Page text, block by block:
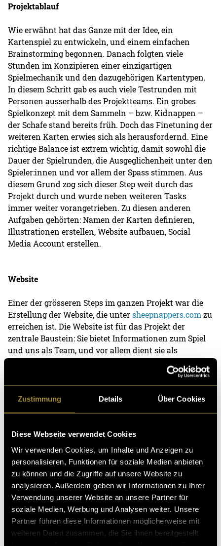
Zustimmung Details Über Cookies
Diese Webseite verwendet Cookies
Wir verwenden Cookies, um Inhalte und Anzeigen zu
personalisieren, Funktionen für soziale Medien anbieten
zu können und die Zugriffe auf unsere Website zu
analysieren. Außerdem geben wir Informationen zu Ihrer
Verwendung unserer Website an unsere Partner für
soziale Medien, Werbung und Analysen weiter. Unsere
Partner führen diese Informationen möglicherweise mit
weiteren Daten zusammen, die Sie ihnen bereitgestellt
Projektablauf
Wie erwähnt hat das Ganze mit der Idee, ein
Kartenspiel zu entwickeln, und einem einfachen
Brainstorming begonnen. Danach folgten viele
Stunden im Konzipieren einer einzigartigen
Spielmechanik und den dazugehörigen Kartentypen.
In diesem Schritt gab es auch viele Testrunden mit
Personen ausserhalb des Projektteams. Ein grobes
Spielkonzept mit dem Sammeln – bzw. Kidnappen –
der Schafe stand bereits früh. Doch das Finetuning der
weiteren Karten erwies sich als herausfordernd. Eine
richtige Balance ist extrem wichtig, damit sowohl die
Dauer der Spielrunden, die Ausgeglichenheit unter den
Spieler:innen und vor allem der Spass stimmen. Aus
diesem Grund zog sich dieser Step weit durch das
Projekt durch und wurde neben weiteren Tasks
immer weiter vorangetrieben. Zu diesen anderen
Aufgaben gehörten: Namen der Karten definieren,
Illustrationen erstellen, Website aufbauen, Social
Media Account erstellen.
Website
Einer der grösseren Steps im ganzen Projekt war die
Erstellung der Website, die untersheepnappers.com zu
erreichen ist. Die Website ist für das Projekt der
zentrale Baustein: Sie bietet Informationen zum Spiel
und uns als Team, und vor allem dient sie als
Verkaufsplattform. Im Voraus wurden verschiedene
Tools und Möglichkeiten überprüft. Schlussendlich
kristallisierte sich WordPress mit Divi als die beste
Option heraus. Über das Studenten-Hosting auf
Möglichkeiten. So konnte die Website kostengünstig,
effizient und genau nach den Vorstellungen erstellt
werden. Um Bestellungen für unsere Zielgruppe
möglichst komfortabel zu ermöglichen, wurden die
Zahlungsoptionen Twint und Karte (eingebunden
über Stripe) eingebaut.